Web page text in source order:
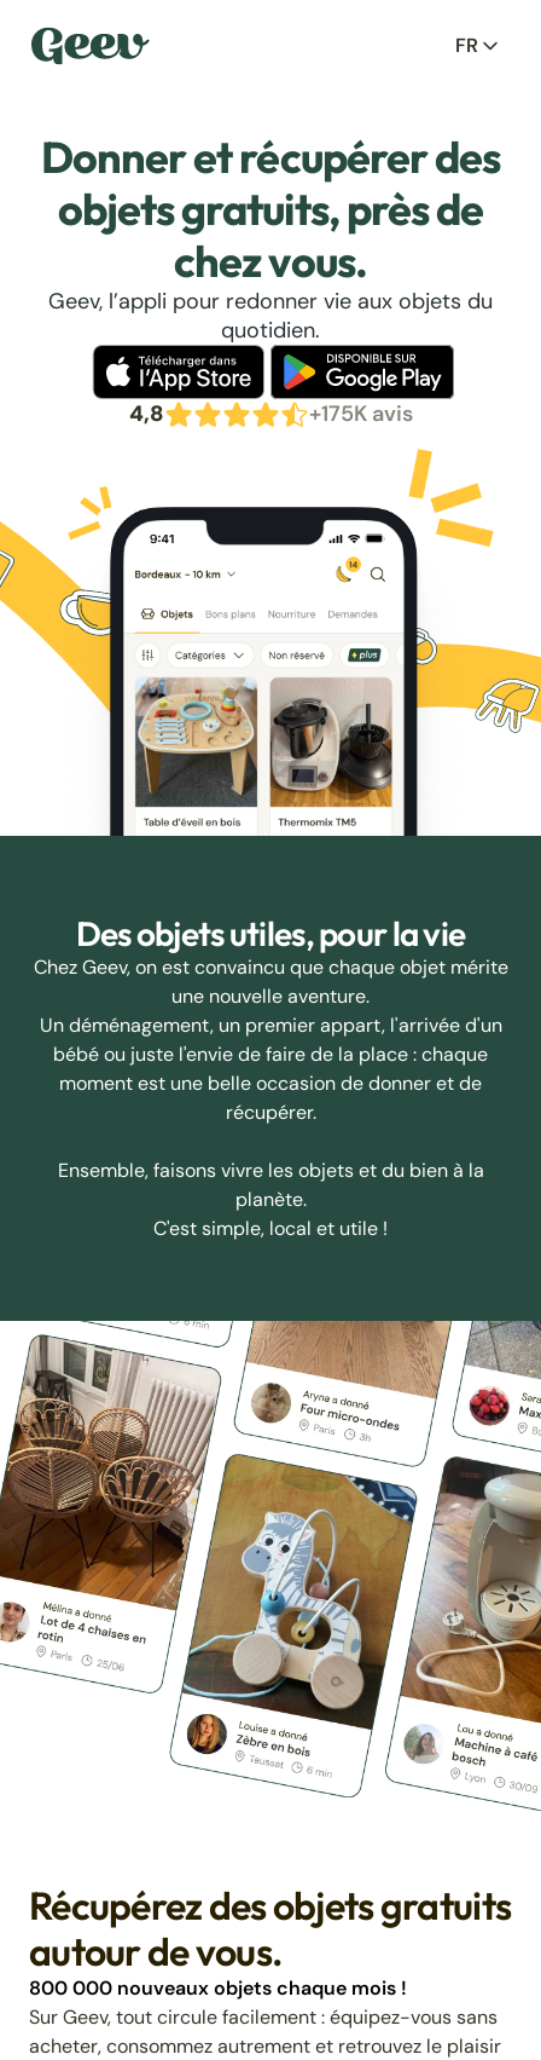
FR
Donner et récupérer des
objets gratuits, près de
chez vous.
Geev, l’appli pour redonner vie aux objets du
quotidien.
4,8 +175K avis
Des objets utiles, pour la vie
Chez Geev, on est convaincu que chaque objet mérite
une nouvelle aventure.
Un déménagement, un premier appart, l'arrivée d'un
bébé ou juste l'envie de faire de la place : chaque
moment est une belle occasion de donner et de
récupérer.
Ensemble, faisons vivre les objets et du bien à la
planète.
C'est simple, local et utile !
Récupérez des objets gratuits
autour de vous.
800 000 nouveaux objets chaque mois !
Sur Geev, tout circule facilement : équipez-vous sans
acheter, consommez autrement et retrouvez le plaisir